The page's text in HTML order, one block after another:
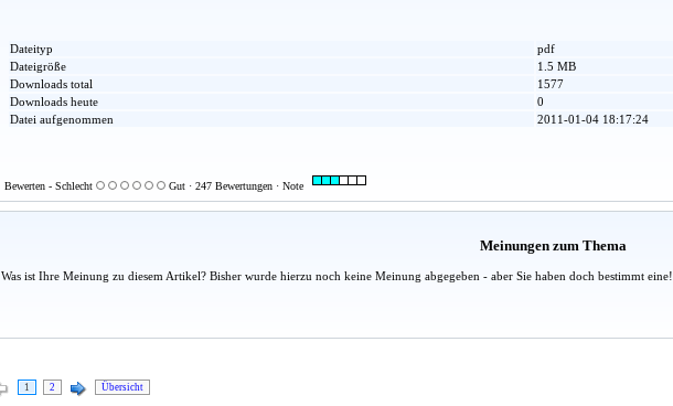
Dateityp
pdf
Dateigröße
1.5 MB
Downloads total
1577
Downloads heute
0
Datei aufgenommen
2011-01-04 18:17:24
Bewerten - Schlecht Gut · 247 Bewertungen · Note
Meinungen zum Thema
Was ist Ihre Meinung zu diesem Artikel? Bisher wurde hierzu noch keine Meinung abgegeben - aber Sie haben doch bestimmt eine!
1 2 Übersicht